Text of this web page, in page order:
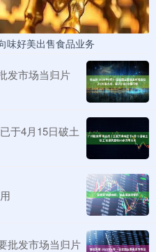
味好美出售食品业务
发市场当归片
于4月15日破土
批发市场当归片